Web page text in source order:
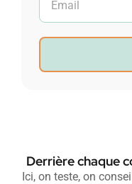
Derrière chaque
Ici, on teste, on